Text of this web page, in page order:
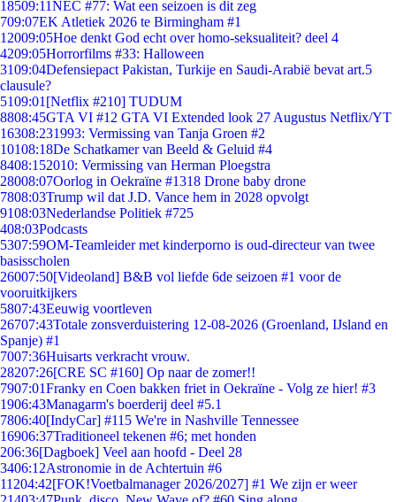
18509:11NEC #77: Wat een seizoen is dit zeg
709:07EK Atletiek 2026 te Birmingham #1
12009:05Hoe denkt God echt over homo-seksualiteit? deel 4
4209:05Horrorfilms #33: Halloween
3109:04Defensiepact Pakistan, Turkije en Saudi-Arabië bevat art.5
clausule?
5109:01 [Netflix #210] TUDUM
8808:45GTA VI #12 GTA VI Extended look 27 Augustus Netflix/YT
16308:231993: Vermissing van Tanja Groen #2
10108:18De Schatkamer van Beeld & Geluid #4
8408:152010: Vermissing van Herman Ploegstra
28008:07Oorlog in Oekraïne #1318 Drone baby drone
7808:03Trump wil dat J.D. Vance hem in 2028 opvolgt
9108:03Nederlandse Politiek #725
408:03Podcasts
5307:59OM-Teamleider met kinderporno is oud-directeur van twee
basisscholen
26007:50[Videoland] B&B vol liefde 6de seizoen #1 voor de
vooruitkijkers
5807:43Eeuwig voortleven
26707:43Totale zonsverduistering 12-08-2026 (Groenland, IJsland en
Spanje) #1
7007:36Huisarts verkracht vrouw.
28207:26[CRE SC #160] Op naar de zomer!!
7907:01Franky en Coen bakken friet in Oekraïne - Volg ze hier! #3
1906:43Managarm's boerderij deel #5.1
7806:40[IndyCar] #115 We're in Nashville Tennessee
16906:37Traditioneel tekenen #6; met honden
206:36[Dagboek] Veel aan hoofd - Deel 28
3406:12Astronomie in de Achtertuin #6
11204:42[FOK!Voetbalmanager 2026/2027] #1 We zijn er weer